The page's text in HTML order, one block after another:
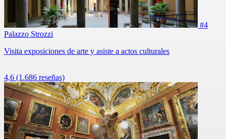
#4
Palazzo Strozzi
Visita exposiciones de arte y asiste a actos culturales
4,6 (1.686 reseñas)